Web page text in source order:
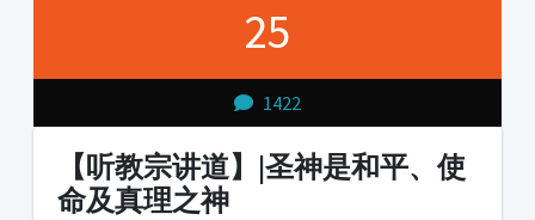
25
1422
【听教宗讲道】|圣神是和平、使
命及真理之神